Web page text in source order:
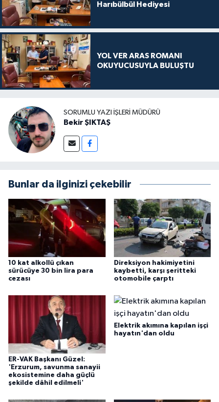
Harıbülbül Hediyesi
YOL VER ARAS ROMANI
OKUYUCUSUYLA BULUŞTU
SORUMLU YAZI İŞLERI MÜDÜRÜ
Bekir ŞIKTAŞ
Bunlar da ilginizi çekebilir
10 kat alkollü çıkan
sürücüye 30 bin lira para
cezası
Direksiyon hakimiyetini
kaybetti, karşı şeritteki
otomobile çarptı
ER-VAK Başkanı Güzel:
'Erzurum, savunma sanayii
ekosistemine daha güçlü
şekilde dâhil edilmeli'
Elektrik akımına kapılan işçi
hayatın'dan oldu